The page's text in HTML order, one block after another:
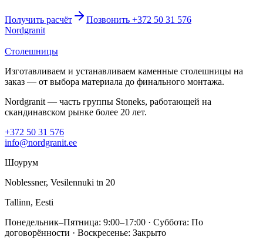
Получить расчёт
Позвонить +372 50 31 576
Nordgranit
Столешницы
Изготавливаем и устанавливаем каменные столешницы на
заказ — от выбора материала до финального монтажа.
Nordgranit — часть группы Stoneks, работающей на
скандинавском рынке более 20 лет.
+372 50 31 576
info@nordgranit.ee
Шоурум
Noblessner, Vesilennuki tn 20
Tallinn, Eesti
Понедельник–Пятница: 9:00–17:00 · Суббота: По
договорённости · Воскресенье: Закрыто